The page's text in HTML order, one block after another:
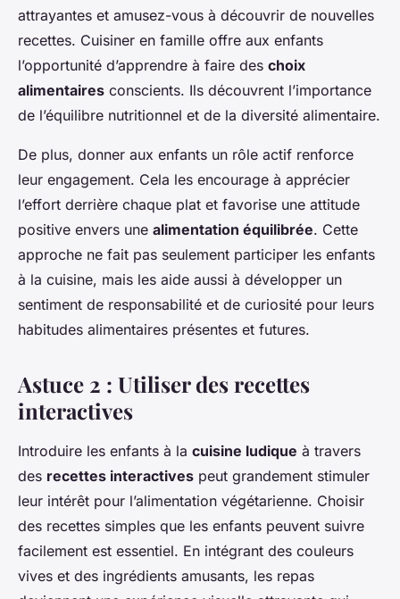
attrayantes et amusez-vous à découvrir de nouvelles
recettes. Cuisiner en famille offre aux enfants
l’opportunité d’apprendre à faire des choix
alimentaires conscients. Ils découvrent l’importance
de l’équilibre nutritionnel et de la diversité alimentaire.
De plus, donner aux enfants un rôle actif renforce
leur engagement. Cela les encourage à apprécier
l’effort derrière chaque plat et favorise une attitude
positive envers une alimentation équilibrée. Cette
approche ne fait pas seulement participer les enfants
à la cuisine, mais les aide aussi à développer un
sentiment de responsabilité et de curiosité pour leurs
habitudes alimentaires présentes et futures.
Astuce 2 : Utiliser des recettes
interactives
Introduire les enfants à la cuisine ludique à travers
des recettes interactives peut grandement stimuler
leur intérêt pour l’alimentation végétarienne. Choisir
des recettes simples que les enfants peuvent suivre
facilement est essentiel. En intégrant des couleurs
vives et des ingrédients amusants, les repas